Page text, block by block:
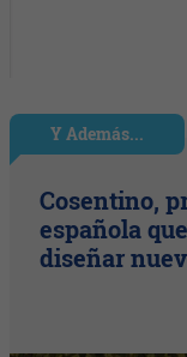
Y Además...
Cosentino,
española
diseñar